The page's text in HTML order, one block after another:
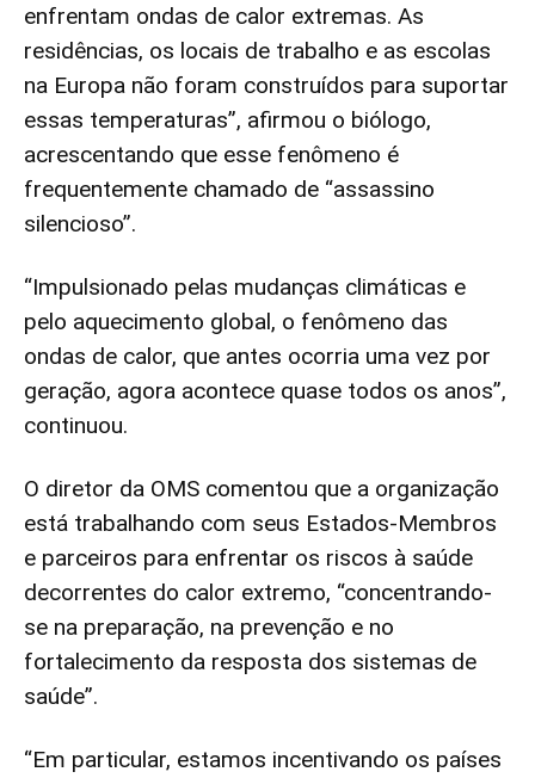
enfrentam ondas de calor extremas. As
residências, os locais de trabalho e as escolas
na Europa não foram construídos para suportar
essas temperaturas”, afirmou o biólogo,
acrescentando que esse fenômeno é
frequentemente chamado de “assassino
silencioso”.
“Impulsionado pelas mudanças climáticas e
pelo aquecimento global, o fenômeno das
ondas de calor, que antes ocorria uma vez por
geração, agora acontece quase todos os anos”,
continuou.
O diretor da OMS comentou que a organização
está trabalhando com seus Estados-Membros
e parceiros para enfrentar os riscos à saúde
decorrentes do calor extremo, “concentrando-
se na preparação, na prevenção e no
fortalecimento da resposta dos sistemas de
saúde”.
“Em particular, estamos incentivando os países